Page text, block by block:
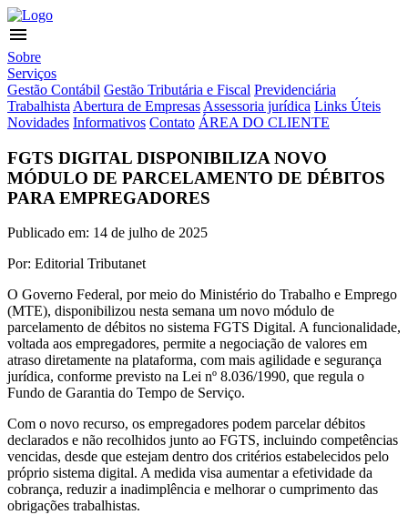
menu
Sobre
Serviços
Gestão Contábil Gestão Tributária e Fiscal Previdenciária
Trabalhista Abertura de Empresas Assessoria jurídica Links Úteis
Novidades Informativos Contato ÁREA DO CLIENTE
FGTS DIGITAL DISPONIBILIZA NOVO
MÓDULO DE PARCELAMENTO DE DÉBITOS
PARA EMPREGADORES
Publicado em: 14 de julho de 2025
Por: Editorial Tributanet
O Governo Federal, por meio do Ministério do Trabalho e Emprego
(MTE), disponibilizou nesta semana um novo módulo de
parcelamento de débitos no sistema FGTS Digital. A funcionalidade,
voltada aos empregadores, permite a negociação de valores em
atraso diretamente na plataforma, com mais agilidade e segurança
jurídica, conforme previsto na Lei nº 8.036/1990, que regula o
Fundo de Garantia do Tempo de Serviço.
Com o novo recurso, os empregadores podem parcelar débitos
declarados e não recolhidos junto ao FGTS, incluindo competências
vencidas, desde que estejam dentro dos critérios estabelecidos pelo
próprio sistema digital. A medida visa aumentar a efetividade da
cobrança, reduzir a inadimplência e melhorar o cumprimento das
obrigações trabalhistas.